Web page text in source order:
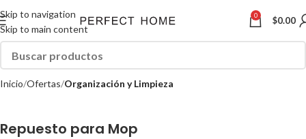
Skip to navigation
Skip to main content
0 $0.00
Inicio Ofertas Organización y Limpieza
Repuesto para Mop